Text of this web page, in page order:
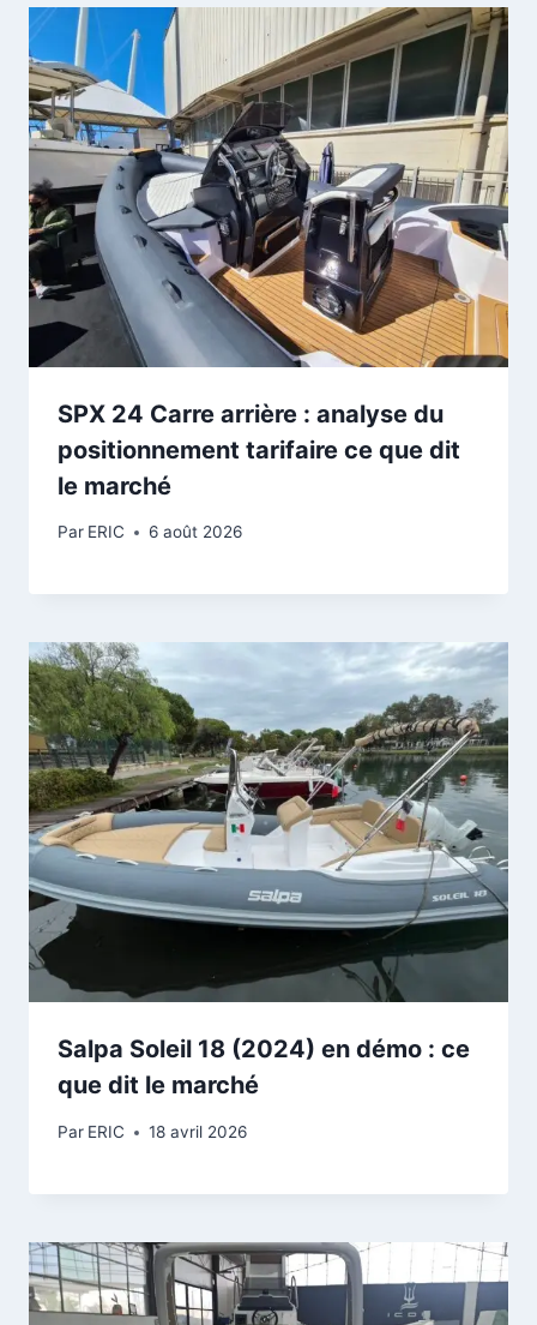
SPX 24 Carre arrière : analyse du
positionnement tarifaire ce que dit
le marché
Par ERIC 6 août 2026
Salpa Soleil 18 (2024) en démo : ce
que dit le marché
Par ERIC 18 avril 2026